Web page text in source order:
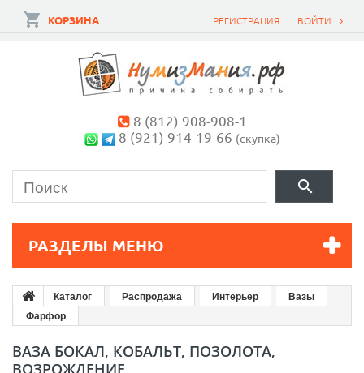
ВОЙТИ
РЕГИСТРАЦИЯ
КОРЗИНА
8 (812) 908-908-1
8 (921) 914-19-66 (скупка)
РАЗДЕЛЫ МЕНЮ
Каталог Распродажа Интерьер
Вазы
Фарфор
ВАЗА БОКАЛ, КОБАЛЬТ, ПОЗОЛОТА,
ВОЗРОЖДЕНИЕ